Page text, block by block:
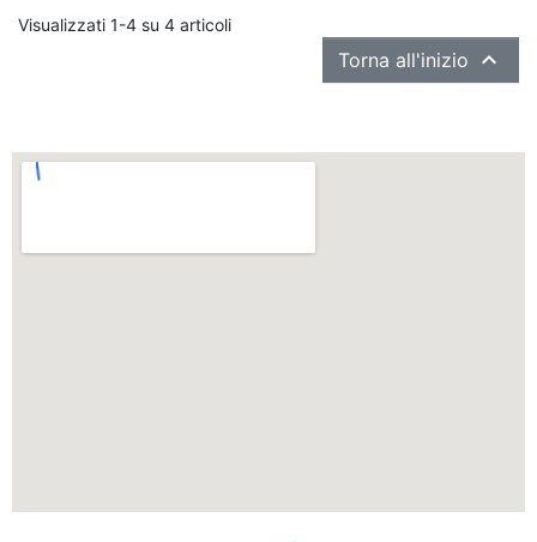
Visualizzati 1-4 su 4 articoli
Torna all'inizio 